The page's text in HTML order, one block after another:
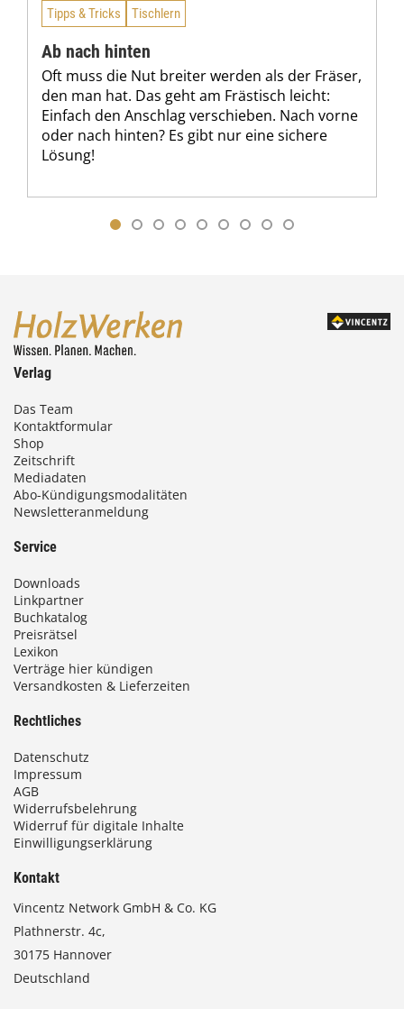
Tipps & Tricks Tischlern
Ab nach hinten
Oft muss die Nut breiter werden als der Fräser,
den man hat. Das geht am Frästisch leicht:
Einfach den Anschlag verschieben. Nach vorne
oder nach hinten? Es gibt nur eine sichere
Lösung!
Verlag
Das Team
Kontaktformular
Shop
Zeitschrift
Mediadaten
Abo-Kündigungsmodalitäten
Newsletteranmeldung
Service
Downloads
Linkpartner
Buchkatalog
Preisrätsel
Lexikon
Verträge hier kündigen
Versandkosten & Lieferzeiten
Rechtliches
Datenschutz
Impressum
AGB
Widerrufsbelehrung
Widerruf für digitale Inhalte
Einwilligungserklärung
Kontakt
Vincentz Network GmbH & Co. KG
Plathnerstr. 4c,
30175 Hannover
Deutschland